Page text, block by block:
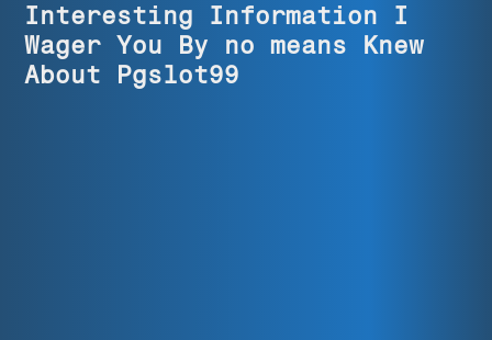
Interesting Information I
Wager You By no means Knew
About Pgslot99